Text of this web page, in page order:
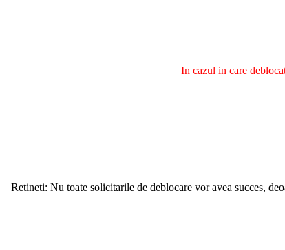
In cazul in care
Retineti: Nu toate solicitarile de deblocare vor avea succes,